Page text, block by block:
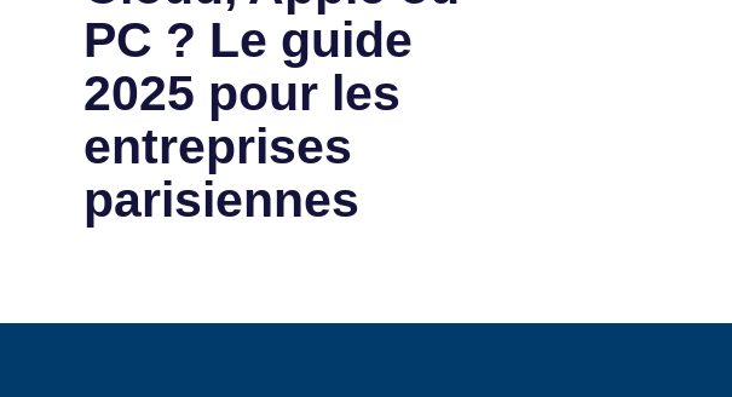
PC ? Le guide
2025 pour les
entreprises
parisiennes